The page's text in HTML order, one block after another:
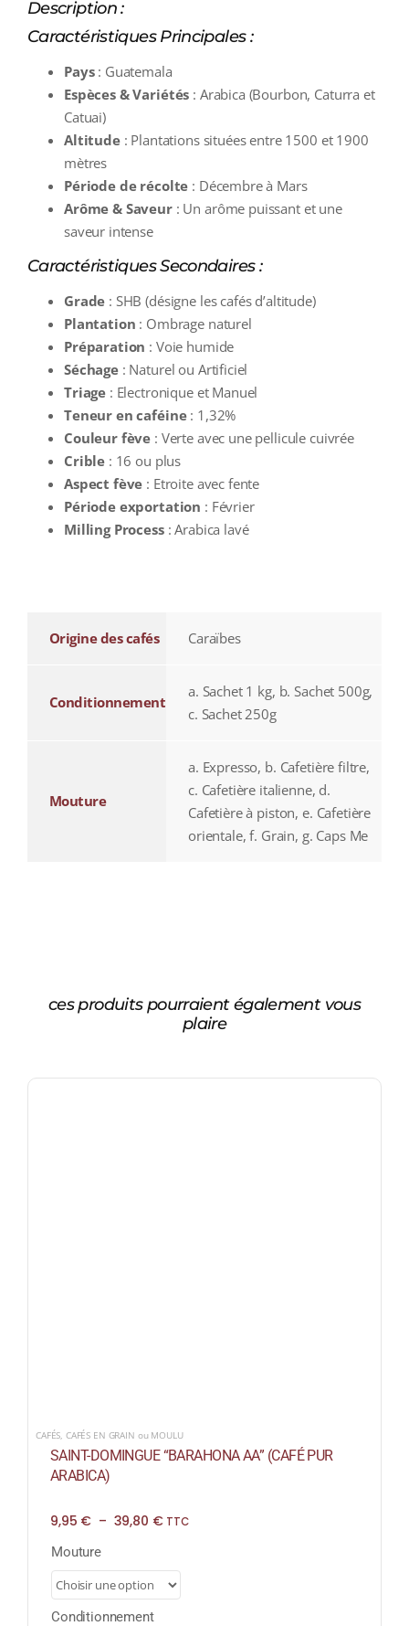
Description :
Caractéristiques Principales :
Pays: Guatemala
Espèces & Variétés : Arabica (Bourbon, Caturra et
Catuai)
Altitude: Plantations situées entre 1500 et 1900
mètres
Période de récolte : Décembre à Mars
Arôme & Saveur: Un arôme puissant et une
saveur intense
Caractéristiques Secondaires :
Grade : SHB (désigne les cafés d’altitude)
Plantation : Ombrage naturel
Préparation : Voie humide
Séchage: Naturel ou Artificiel
Triage : Electronique et Manuel
Teneur en caféine: 1,32%
Couleur fève : Verte avec une pellicule cuivrée
Crible : 16 ou plus
Aspect fève : Etroite avec fente
Période exportation : Février
Milling Process: Arabica lavé
Origine des cafés Caraïbes
Conditionnement
a. Sachet 1 kg, b. Sachet 500g,
c. Sachet 250g
Mouture
a. Expresso, b. Cafetière filtre,
c. Cafetière italienne, d.
Cafetière à piston, e. Cafetière
orientale, f. Grain, g. Caps Me
ces produits pourraient également vous
plaire
CAFÉS, CAFÉS EN GRAIN ou MOULU
SAINT-DOMINGUE “BARAHONA AA” (CAFÉ PUR
ARABICA)
9,95 € – 39,80 €Plage
à
39,80 €
TTC
Mouture
Conditionnement